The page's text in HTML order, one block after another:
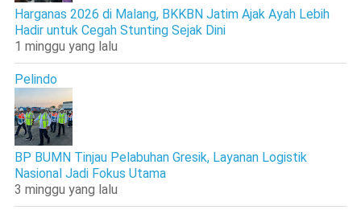
Harganas 2026 di Malang, BKKBN Jatim Ajak Ayah Lebih
Hadir untuk Cegah Stunting Sejak Dini
1 minggu yang lalu
Pelindo
BP BUMN Tinjau Pelabuhan Gresik, Layanan Logistik
Nasional Jadi Fokus Utama
3 minggu yang lalu